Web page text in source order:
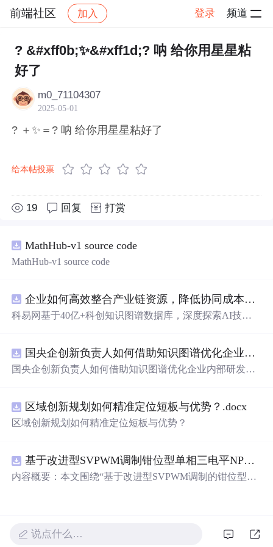
前端社区 加入 登录 频道
社区 前端社区 感慨 帖子详情
? &#xff0b;✨&#xff1d;? 呐 给你用星星粘
好了
m0_71104307
2025-05-01
? ＋✨＝? 呐 给你用星星粘好了
给本帖投票
19 回复 打赏
MathHub-v1 source code
MathHub-v1 source code
企业如何高效整合产业链资源，降低协同成本？.docx
科易网基于40亿+科创知识图谱数据库，深度探索AI技术
新领域的AI+数智化解决方案，推动科技创新与产业创新
智能化发展。
国央企创新负责人如何借助知识图谱优化企业内部研发资源协同？.docx
国央企创新负责人如何借助知识图谱优化企业内部研发资
区域创新规划如何精准定位短板与优势？.docx
区域创新规划如何精准定位短板与优势？
基于改进型SVPWM调制钳位型单相三电平NPC逆变器中点电位平衡仿真
内容概要：本文围绕“基于改进型SVPWM调制的钳位型单
中点电位漂移问题。研究依托Simulink仿真平台构建系统模
型，详细分析了不同调制策略对中点电压波动的影响机
说点什么…